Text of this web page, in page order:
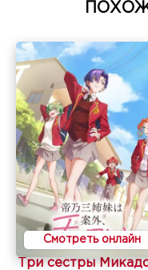
Смотреть онлайн
Три сестры